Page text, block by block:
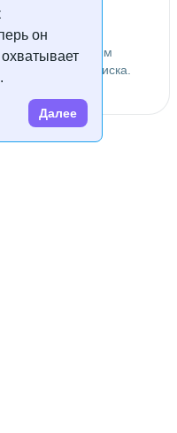
он
Далее
найдены
по заданным
условия поиска.